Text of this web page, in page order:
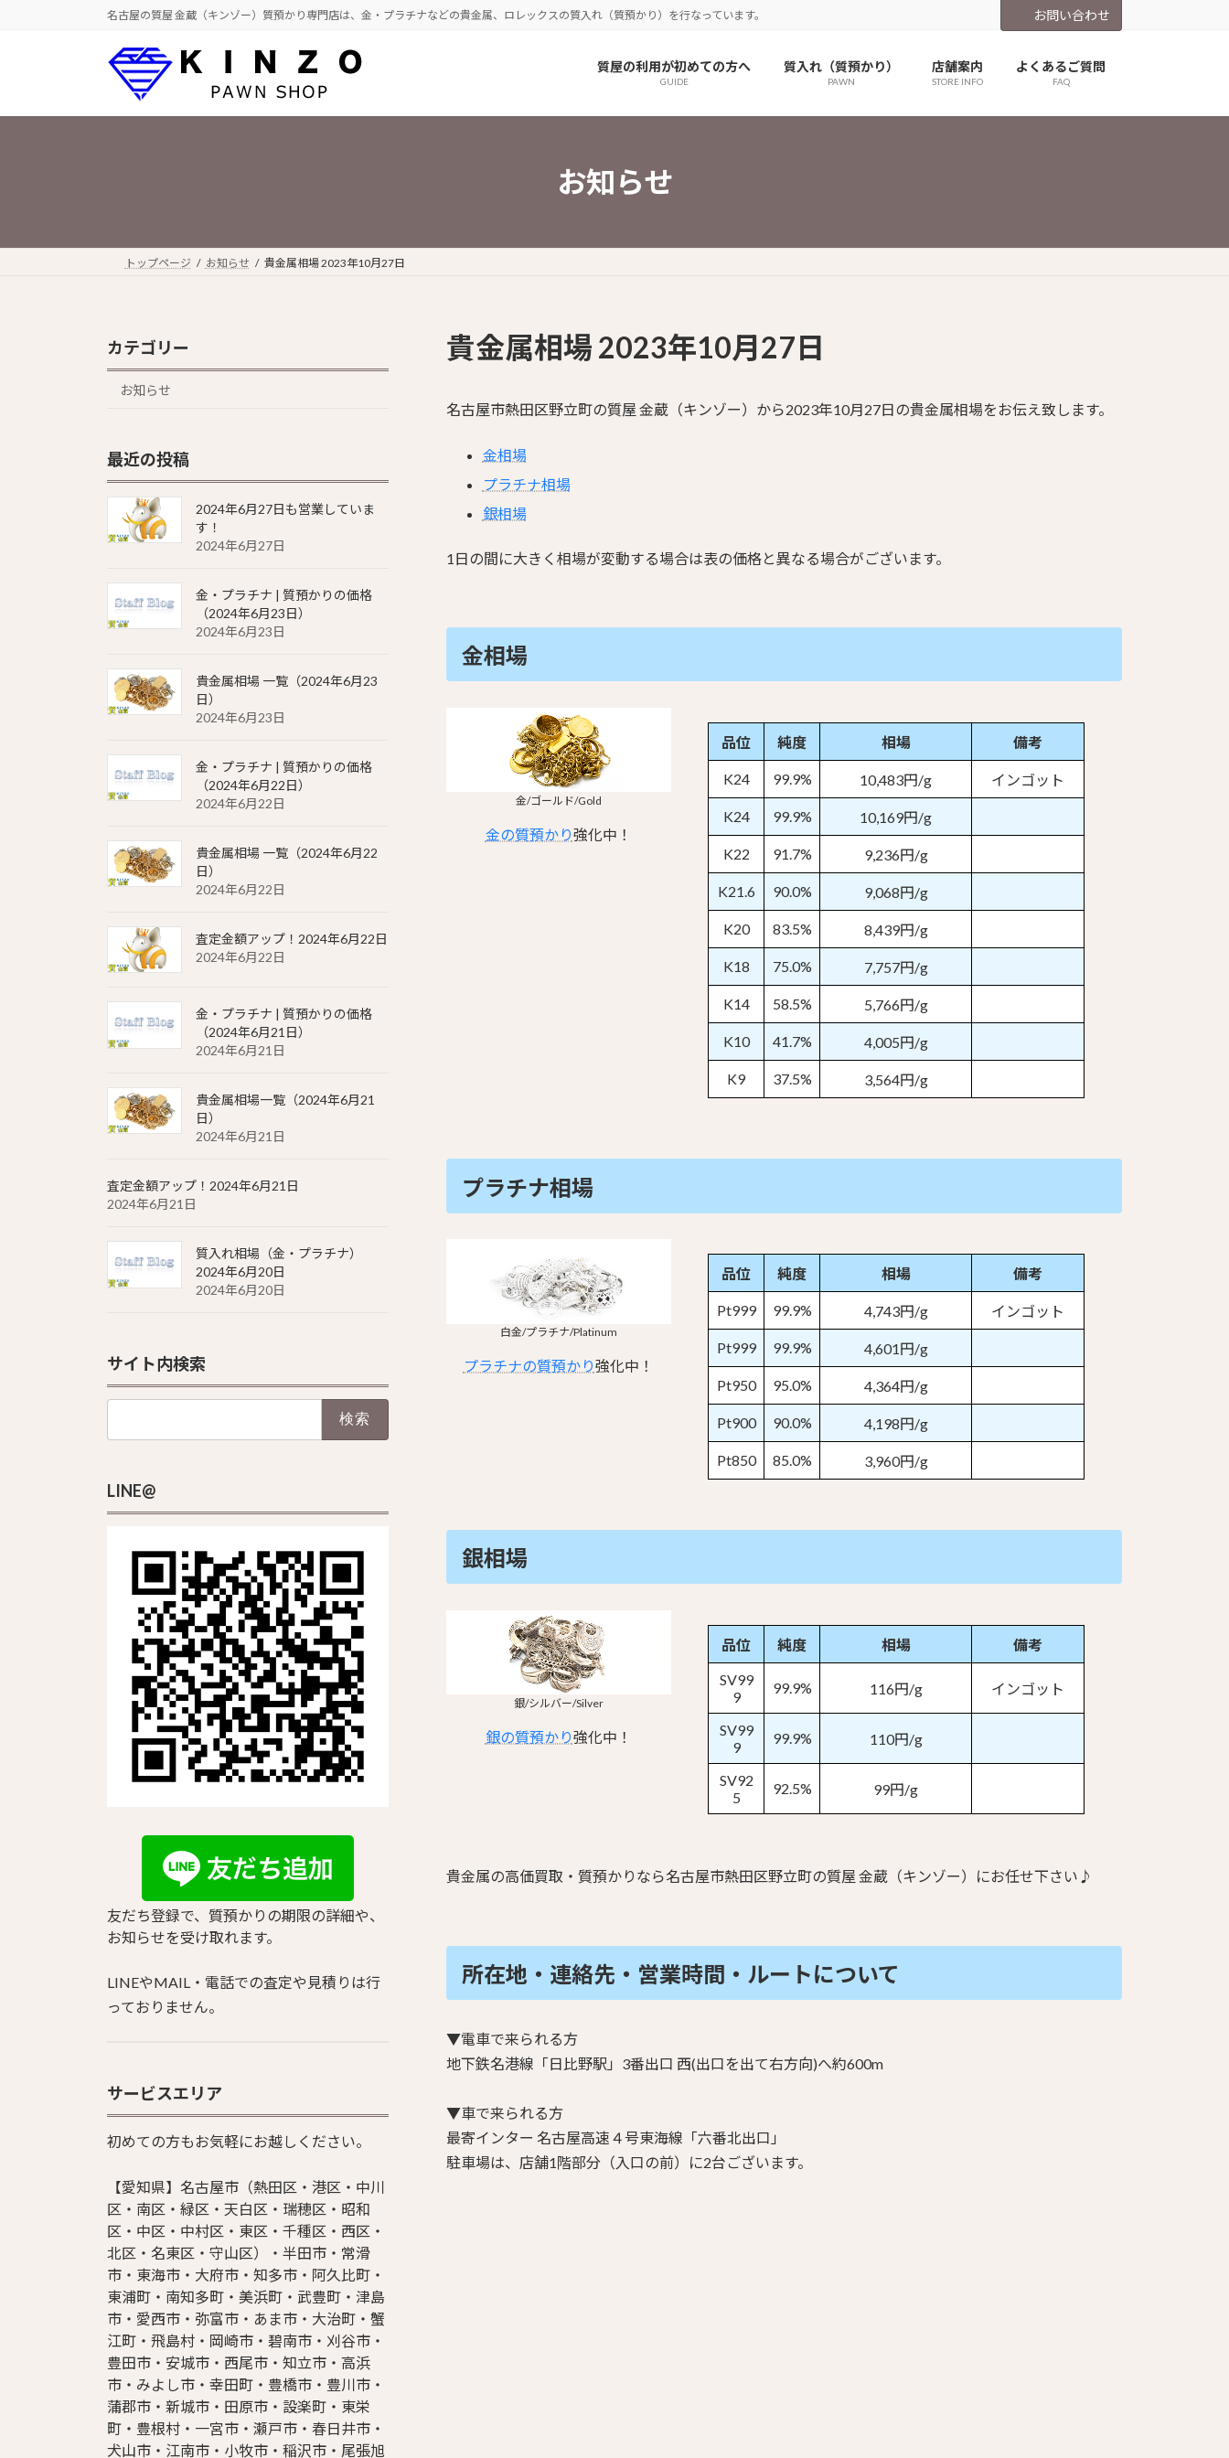
へ
ョ
名古屋の質屋 金蔵（キンゾー）質預かり専門店は、金・プラチナなどの貴金属、ロレックスの質入れ（質預かり）を行なっています。 お問い合わせ
質屋の利用が初めての方へ
GUIDE
質入れ（質預かり）
PAWN
店舗案内
STORE INFO
よくあるご質問
FAQ
お知らせ
トップページ お知らせ 貴金属相場 2023年10月27日
貴金属相場 2023年10月27日
名古屋市熱田区野立町の質屋 金蔵（キンゾー）から2023年10月27日の貴金属相場をお伝え致します。
金相場
プラチナ相場
銀相場
1日の間に大きく相場が変動する場合は表の価格と異なる場合がございます。
金相場
金/ゴールド/Gold
金の質預かり強化中！
品位 純度 相場 備考
K24 99.9% 10,483円/g インゴット
K24 99.9% 10,169円/g
K22 91.7% 9,236円/g
K21.6 90.0% 9,068円/g
K20 83.5% 8,439円/g
K18 75.0% 7,757円/g
K14 58.5% 5,766円/g
K10 41.7% 4,005円/g
K9 37.5% 3,564円/g
プラチナ相場
白金/プラチナ/Platinum
プラチナの質預かり強化中！
品位 純度 相場 備考
Pt999 99.9% 4,743円/g インゴット
Pt999 99.9% 4,601円/g
Pt950 95.0% 4,364円/g
Pt900 90.0% 4,198円/g
Pt850 85.0% 3,960円/g
銀相場
銀/シルバー/Silver
銀の質預かり強化中！
品位 純度 相場
備考
SV99
9
99.9% 116円/g インゴット
SV99
9
99.9% 110円/g
SV92
5
92.5% 99円/g
貴金属の高価買取・質預かりなら名古屋市熱田区野立町の質屋 金蔵（キンゾー）にお任せ下さい♪
所在地・連絡先・営業時間・ ルートについて
▼電車で来られる方
地下鉄名港線「日比野駅」3番出口 西(出口を出て右方向)へ約600m
▼車で来られる方
最寄インター 名古屋高速４号東海線「六番北出口」
駐車場は、店舗1階部分（入口の前）に2台ございます。
カテゴリー
お知らせ
最近の投稿
2024年6月27日も営業していま
す！
2024年6月27日
金・プラチナ | 質預かりの価格
（2024年6月23日）
2024年6月23日
貴金属相場 一覧（2024年6月23
日）
2024年6月23日
金・プラチナ | 質預かりの価格
（2024年6月22日）
2024年6月22日
貴金属相場 一覧（2024年6月22
日）
2024年6月22日
査定金額アップ！2024年6月22日
2024年6月22日
金・プラチナ | 質預かりの価格
（2024年6月21日）
2024年6月21日
貴金属相場一覧（2024年6月21
日）
2024年6月21日
査定金額アップ！2024年6月21日
2024年6月21日
質入れ相場（金・プラチナ）
2024年6月20日
2024年6月20日
サイト内検索
LINE@
友だち登録で、質預かりの期限の詳細や、
お知らせを受け取れます。
LINEやMAIL・電話での査定や見積りは行
っておりません。
サービスエリア
初めての方もお気軽にお越しください。
【愛知県】名古屋市（熱田区・港区・中川
区・南区・緑区・天白区・瑞穂区・昭和
区・中区・中村区・東区・千種区・西区・
北区・名東区・守山区）・半田市・常滑
市・東海市・大府市・知多市・阿久比町・
東浦町・南知多町・美浜町・武豊町・津島
市・愛西市・弥富市・あま市・大治町・蟹
江町・飛島村・岡崎市・碧南市・刈谷市・
豊田市・安城市・西尾市・知立市・高浜
市・みよし市・幸田町・豊橋市・豊川市・
蒲郡市・新城市・田原市・設楽町・東栄
町・豊根村・一宮市・瀬戸市・春日井市・
犬山市・江南市・小牧市・稲沢市・尾張旭